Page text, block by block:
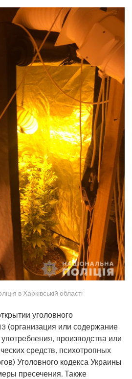
в Харківській області
уголовного
(организация или содержание
производства или
средств, психотропных
Уголовного кодекса Украины
пресечения. Также